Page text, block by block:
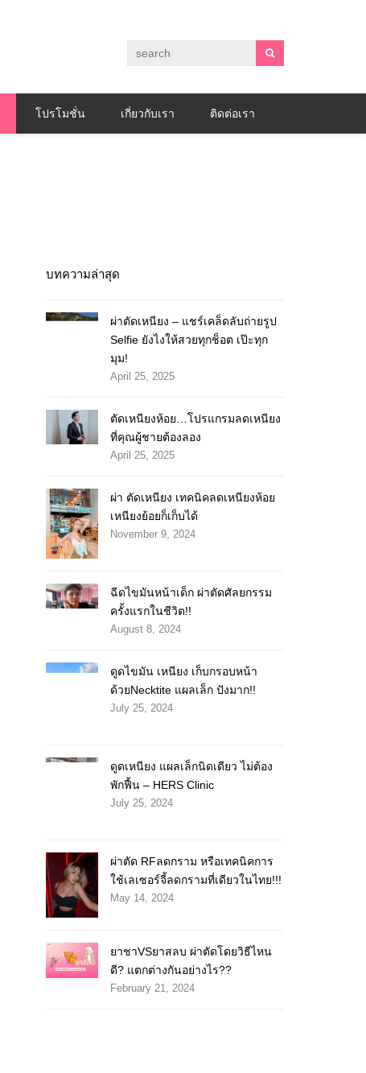
โปรโมชั่น เกี่ยวกับเรา ติดต่อเรา
บทความล่าสุด
ผ่าตัดเหนียง – แชร์เคล็ดลับถ่ายรูป
Selfie ยังไงให้สวยทุกช็อต เป๊ะทุก
มุม!
April 25, 2025
ตัดเหนียงห้อย…โปรแกรมลดเหนียง
ที่คุณผู้ชายต้องลอง
April 25, 2025
ผ่า ตัดเหนียง เทคนิคลดเหนียงห้อย
เหนียงย้อยก็เก็บได้
November 9, 2024
ฉีดไขมันหน้าเด็ก ผ่าตัดศัลยกรรม
ครั้งแรกในชีวิต!!
August 8, 2024
ดูดไขมัน เหนียง เก็บกรอบหน้า
ด้วยNecktite แผลเล็ก ปังมาก!!
July 25, 2024
ดูดเหนียง แผลเล็กนิดเดียว ไม่ต้อง
พักฟื้น – HERS Clinic
July 25, 2024
ผ่าตัด RFลดกราม หรือเทคนิคการ
ใช้เลเซอร์จี้ลดกรามที่เดียวในไทย!!!
May 14, 2024
ยาชาVSยาสลบ ผ่าตัดโดยวิธีไหน
ดี? แตกต่างกันอย่างไร??
February 21, 2024